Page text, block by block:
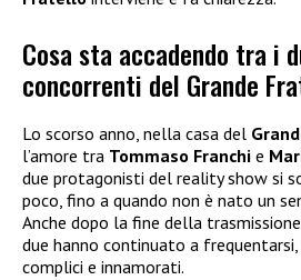
Cosa sta accadendo tra i
concorrenti del Grande
Lo scorso anno, nella casa del
l’amore tra Tommaso Franchi e
due protagonisti del reality show si
poco, fino a quando non è nato un
Anche dopo la fine della
due hanno continuato a
complici e innamorati.